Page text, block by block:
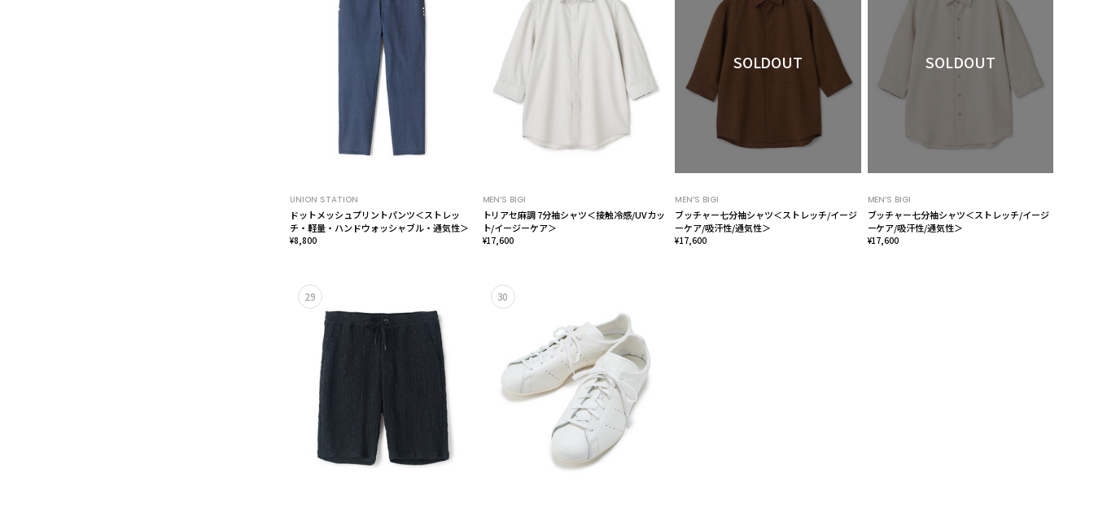
UNION STATION
ドットメッシュプリントパンツ＜ストレッ
チ・軽量・ハンドウォッシャブル・通気性＞
¥8,800
MEN’S BIGI
トリアセ麻調 7分袖シャツ＜接触冷感/UVカッ
ト/イージーケア＞
¥17,600
SOLDOUT
MEN’S BIGI
ブッチャー七分袖シャツ＜ストレッチ/イージ
ーケア/吸汗性/通気性＞
¥17,600
SOLDOUT
MEN’S BIGI
ブッチャー七分袖シャツ＜ストレッチ/イージ
ーケア/吸汗性/通気性＞
¥17,600
29 30